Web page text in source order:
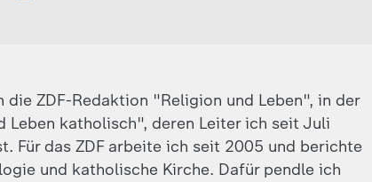
ZDF-Redaktion "Religion und Leben", in der
Leben katholisch", deren Leiter ich seit Juli
Für das ZDF arbeite ich seit 2005 und berichte
und katholische Kirche. Dafür pendle ich